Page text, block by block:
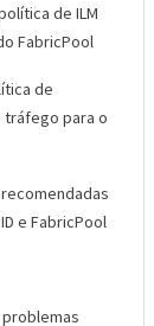
de ILM
FabricPool
de
tráfego para o
e FabricPool